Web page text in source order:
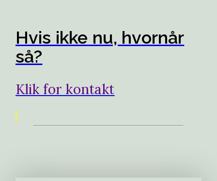
Hvis ikke nu, hvornår
så?
Klik for kontakt